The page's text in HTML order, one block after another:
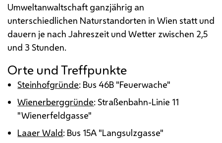
Umweltanwaltschaft ganzjährig an
unterschiedlichen Naturstandorten in Wien statt und
dauern je nach Jahreszeit und Wetter zwischen 2,5
und 3 Stunden.
Orte und Treffpunkte
Steinhofgründe: Bus 46B "Feuerwache"
Wienerberggründe: Straßenbahn-Linie 11
"Wienerfeldgasse"
Laaer Wald: Bus 15A "Langsulzgasse"